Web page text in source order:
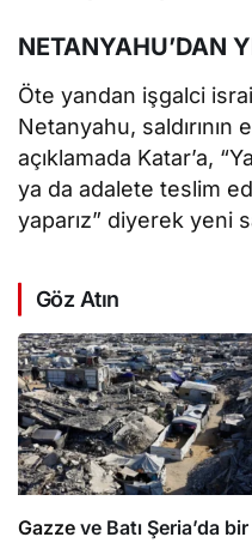
NETANYAHU’DAN
Öte yandan işgalci
Netanyahu, saldırının
açıklamada Katar’a,
ya da adalete teslim
yaparız” diyerek yeni
Göz Atın
Gazze ve Batı Şeria’da bir